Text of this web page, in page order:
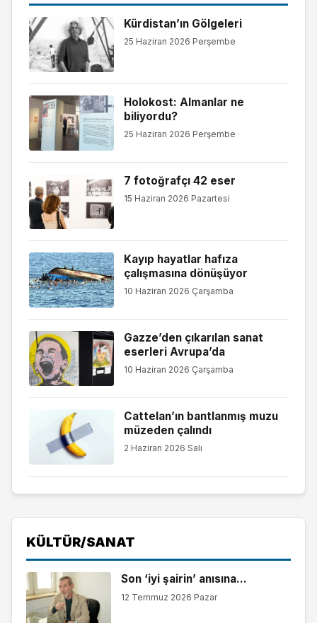
Kürdistan’ın Gölgeleri
25 Haziran 2026 Perşembe
Holokost: Almanlar ne
biliyordu?
25 Haziran 2026 Perşembe
7 fotoğrafçı 42 eser
15 Haziran 2026 Pazartesi
Kayıp hayatlar hafıza
çalışmasına dönüşüyor
10 Haziran 2026 Çarşamba
Gazze’den çıkarılan sanat
eserleri Avrupa’da
10 Haziran 2026 Çarşamba
Cattelan’ın bantlanmış muzu
müzeden çalındı
2 Haziran 2026 Salı
KÜLTÜR/SANAT
Son ‘iyi şairin’ anısına…
12 Temmuz 2026 Pazar